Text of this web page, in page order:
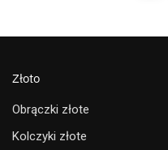
Złoto
Obrączki złote
Kolczyki złote